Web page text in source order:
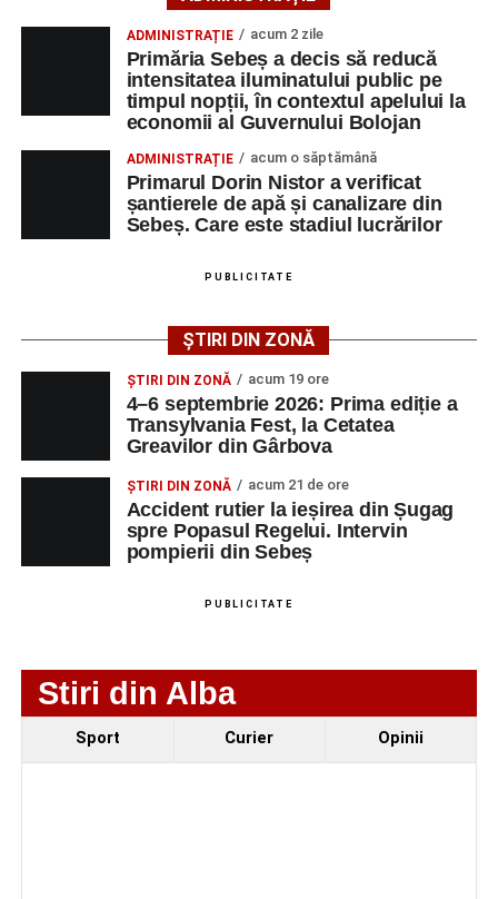
Adaugă-ne ca sursă preferată
Urmărește-ne pe Google News
Ultimele știri din Sebeș
Femeie de 66 de ani, transportată în stare gravă la
strada Dorobanți din Sebeș
Accident pe strada Dorobanți din Sebeș: fermeie
de 66 de ani rănită grav, după ce a fost lovită de o
motocicletă
4–6 septembrie 2026: Prima ediție a Transylvania
Fest, la Cetatea Greavilor din Gârbova
ADMINISTRAȚIE acum 2 zile
Primăria Sebeș a decis să reducă
intensitatea iluminatului public pe
timpul nopții, în contextul apelului la
economii al Guvernului Bolojan
ADMINISTRAȚIE acum o săptămână
Primarul Dorin Nistor a verificat
șantierele de apă și canalizare din
Sebeș. Care este stadiul lucrărilor
PUBLICITATE
ȘTIRI DIN ZONĂ
ȘTIRI DIN ZONĂ acum 19 ore
4–6 septembrie 2026: Prima ediție a
Transylvania Fest, la Cetatea
Greavilor din Gârbova
ȘTIRI DIN ZONĂ acum 21 de ore
Accident rutier la ieșirea din Șugag
spre Popasul Regelui. Intervin
pompierii din Sebeș
PUBLICITATE
Stiri din Alba
Sport Curier Opinii